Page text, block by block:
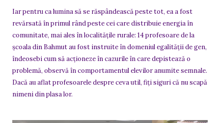
Iar pentru ca lumina să se răspândească peste tot, ea a fost
revărsată în primul rând peste cei care distribuie energia în
comunitate, mai ales în localitățile rurale: 14 profesoare de la
școala din Bahmut au fost instruite în domeniul egalității de gen,
îndeosebi cum să acționeze în cazurile în care depistează o
problemă, observă în comportamentul elevilor anumite semnale.
Dacă au aflat profesoarele despre ceva util, fiți siguri că nu scapă
nimeni din plasa lor.